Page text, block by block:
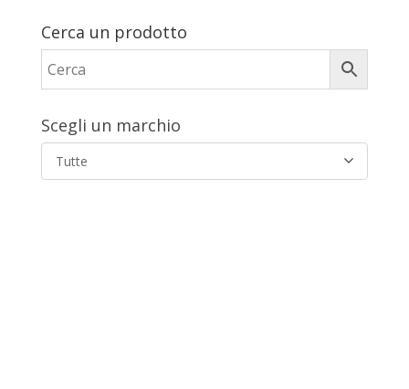
Cerca un prodotto
Scegli un marchio
Tutte